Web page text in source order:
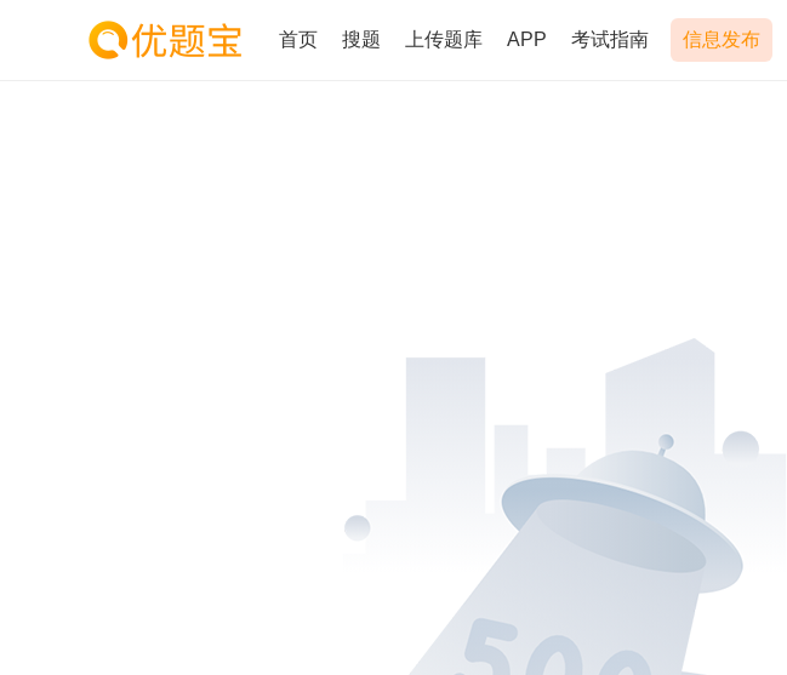
首页 搜题 上传题库 APP 考试指南 信息发布